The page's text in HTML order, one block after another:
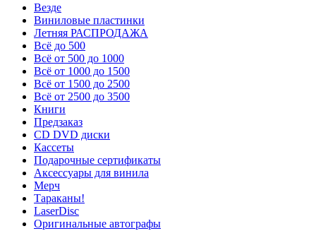
Везде
Виниловые пластинки
Летняя РАСПРОДАЖА
Всё до 500
Всё от 500 до 1000
Всё от 1000 до 1500
Всё от 1500 до 2500
Всё от 2500 до 3500
Книги
Предзаказ
CD DVD диски
Кассеты
Подарочные сертификаты
Аксессуары для винила
Мерч
Тараканы!
LaserDisc
Оригинальные автографы